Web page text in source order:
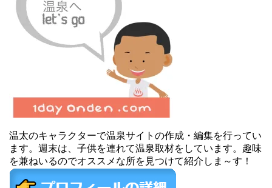
温太のキャラクターで温泉サイトの作成・編集を行ってい
ます。週末は、子供を連れて温泉取材をしています。趣味
を兼ねいるのでオススメな所を見つけて紹介しま～す！